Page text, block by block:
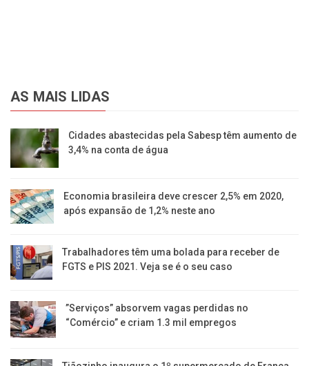
AS MAIS LIDAS
Cidades abastecidas pela Sabesp têm aumento de
3,4% na conta de água
Economia brasileira deve crescer 2,5% em 2020,
após expansão de 1,2% neste ano
Trabalhadores têm uma bolada para receber de
FGTS e PIS 2021. Veja se é o seu caso
​”Serviços” absorvem vagas perdidas no
“Comércio” e criam 1.3 mil empregos